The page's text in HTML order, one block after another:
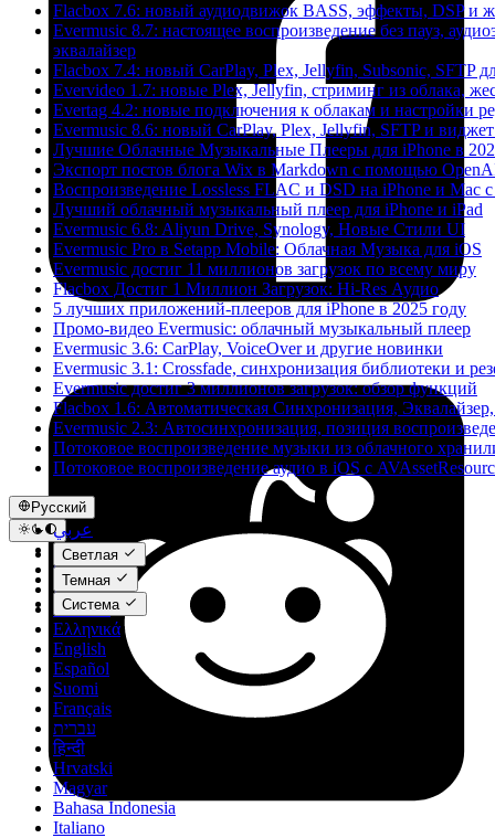
Flacbox 7.6: новый аудиодвижок BASS, эффекты, DSP и
Evermusic 8.7: настоящее воспроизведение без пауз,
эквалайзер
Flacbox 7.4: новый CarPlay, Plex, Jellyfin, Subsonic, SFTP
Evervideo 1.7: новые Plex, Jellyfin, стриминг из облака,
Evertag 4.2: новые подключения к облакам и настройки
Evermusic 8.6: новый CarPlay, Plex, Jellyfin, SFTP и виджет
Лучшие Облачные Музыкальные Плееры для iPhone в
Экспорт постов блога Wix в Markdown с помощью
Воспроизведение Lossless FLAC и DSD на iPhone и Mac
Лучший облачный музыкальный плеер для iPhone и iPad
Evermusic 6.8: Aliyun Drive, Synology, Новые Стили UI
Evermusic Pro в Setapp Mobile: Облачная Музыка для iOS
Evermusic достиг 11 миллионов загрузок по всему миру
Flacbox Достиг 1 Миллион Загрузок: Hi-Res Аудио
5 лучших приложений-плееров для iPhone в 2025 году
Промо-видео Evermusic: облачный музыкальный плеер
Evermusic 3.6: CarPlay, VoiceOver и другие новинки
Evermusic 3.1: Crossfade, синхронизация библиотеки и
Evermusic достиг 3 миллионов загрузок: обзор функций
Flacbox 1.6: Автоматическая Синхронизация,
Evermusic 2.3: Автосинхронизация, позиция
Потоковое воспроизведение музыки из облачного
Потоковое воспроизведение аудио в iOS с
Русский
عربي
Català
Čeština
Dansk
Deutsch
Ελληνικά
English
Español
Suomi
Français
עברית
हिन्दी
Hrvatski
Magyar
Bahasa Indonesia
Italiano
Светлая
Темная
Система